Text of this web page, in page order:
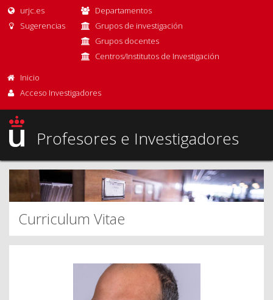
urjc.es
Sugerencias
Departamentos
Grupos de investigación
Grupos docentes
Centros/Institutos de Investigación
Inicio
Acceso Investigadores
Profesores e Investigadores
Curriculum Vitae